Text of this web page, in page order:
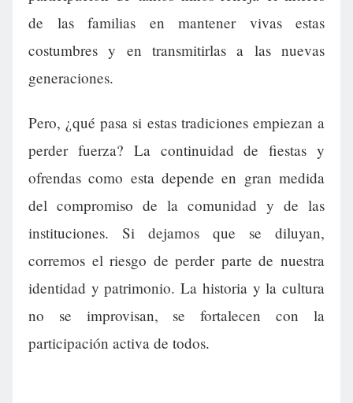
de las familias en mantener vivas estas
costumbres y en transmitirlas a las nuevas
generaciones.
Pero, ¿qué pasa si estas tradiciones empiezan a
perder fuerza? La continuidad de fiestas y
ofrendas como esta depende en gran medida
del compromiso de la comunidad y de las
instituciones. Si dejamos que se diluyan,
corremos el riesgo de perder parte de nuestra
identidad y patrimonio. La historia y la cultura
no se improvisan, se fortalecen con la
participación activa de todos.